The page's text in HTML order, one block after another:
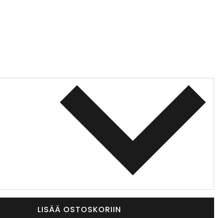
LISÄÄ OSTOSKORIIN